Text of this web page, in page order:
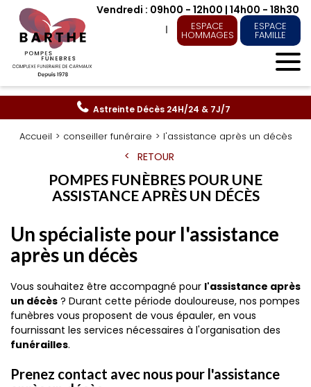
Vendredi : 09h00 - 12h00 | 14h00 - 18h30
Astreinte Décès 24H/24 & 7J/7
ESPACE
HOMMAGES
ESPACE
FAMILLE
Accueil conseiller funéraire l'assistance après un décès
RETOUR
POMPES FUNÈBRES POUR UNE
ASSISTANCE APRÈS UN DÉCÈS
Un spécialiste pour l'assistance
après un décès
Vous souhaitez être accompagné pour l'assistance après
un décès ? Durant cette période douloureuse, nos pompes
funèbres vous proposent de vous épauler, en vous
fournissant les services nécessaires à l'organisation des
funérailles.
Prenez contact avec nous pour l'assistance